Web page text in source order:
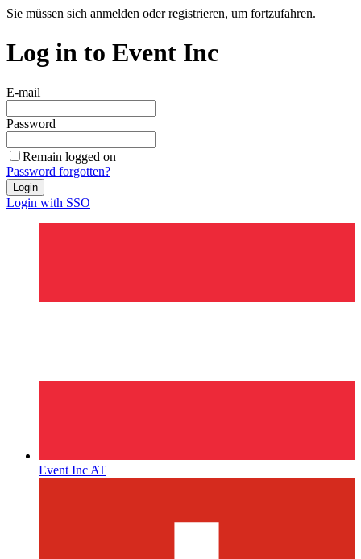
Sie müssen sich anmelden oder registrieren, um fortzufahren.
Log in to Event Inc
E-mail
Password
Remain logged on
Password forgotten?
Login
Login with SSO
Event Inc AT